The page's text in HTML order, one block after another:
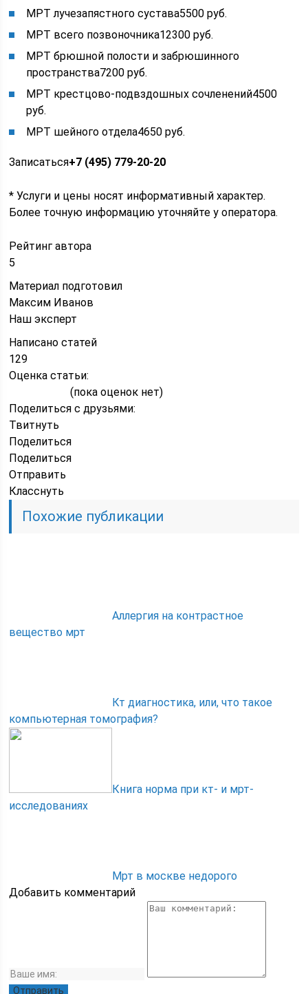
МРТ лучезапястного сустава5500 руб.
МРТ всего позвоночника12300 руб.
МРТ брюшной полости и забрюшинного
пространства7200 руб.
МРТ крестцово-подвздошных сочленений4500
руб.
МРТ шейного отдела4650 руб.
Записаться+7 (495) 779-20-20
* Услуги и цены носят информативный характер.
Более точную информацию уточняйте у оператора.
Рейтинг автора
5
Материал подготовил
Максим Иванов
Наш эксперт
Написано статей
129
Оценка статьи:
(пока оценок нет)
Поделиться с друзьями:
Твитнуть
Поделиться
Поделиться
Отправить
Класснуть
Похожие публикации
Аллергия на контрастное
вещество мрт
Кт диагностика, или, что такое
компьютерная томография?
Книга норма при кт- и мрт-
исследованиях
Мрт в москве недорого
Добавить комментарий